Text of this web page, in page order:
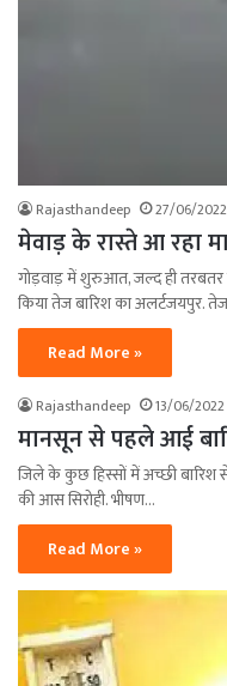
Rajasthandeep 27/06/2022
मेवाड़ के रास्ते आ रहा
गोड़वाड़ में शुरुआत, जल्द ही तरबतर
किया तेज बारिश का अलर्टजयपुर. तेज
Read More »
Rajasthandeep 13/06/2022
मानसून से पहले आई
जिले के कुछ हिस्सों में अच्छी
की आस सिरोही. भीषण…
Read More »